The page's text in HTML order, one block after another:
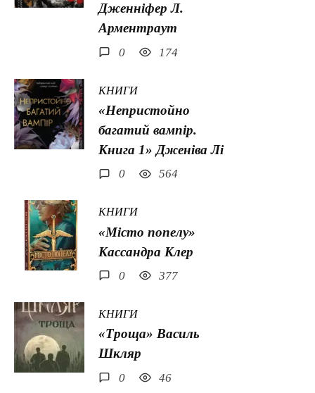
Дженніфер Л.
Арментраут
0 174
КНИГИ
«Непристойно
багатий вампір.
Книга 1» Дженіва Лі
0 564
КНИГИ
«Місто попелу»
Кассандра Клер
0 377
КНИГИ
«Троща» Василь
Шкляр
0 46